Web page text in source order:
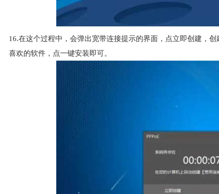
16.在这个过程中，会弹出宽带连接提示的界面，点立即创建，
喜欢的软件，点一键安装即可。